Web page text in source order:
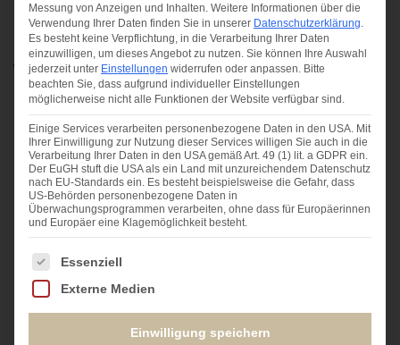
Mit Beginn der Sommer- und Urlaubszeit möchten
wir Ihnen einige wichtige Hinweise mitgeben, damit
Sie Schäden vermeiden und Ihren Wohnbestand
bestmöglich schützen können:
Vor dem Urlaub empfehlen wir
insbesondere:
Kaltwasser absperren:
Wohnbestand länger als
Kaltwasserabsperrung. Dies reduziert das
Messung von Anzeigen und Inhalten. Weitere Informationen über die
Verwendung Ihrer Daten finden Sie in unserer Datenschutzerklärung.
Es besteht keine Verpflichtung, in die Verarbeitung Ihrer Daten
einzuwilligen, um dieses Angebot zu nutzen. Sie können Ihre Auswahl
jederzeit unter Einstellungen widerrufen oder anpassen. Bitte
beachten Sie, dass aufgrund individueller Einstellungen
möglicherweise nicht alle Funktionen der Website verfügbar sind.
Einige Services verarbeiten personenbezogene Daten in den USA. Mit
Ihrer Einwilligung zur Nutzung dieser Services willigen Sie auch in die
Verarbeitung Ihrer Daten in den USA gemäß Art. 49 (1) lit. a GDPR ein.
Der EuGH stuft die USA als ein Land mit unzureichendem Datenschutz
nach EU-Standards ein. Es besteht beispielsweise die Gefahr, dass
US-Behörden personenbezogene Daten in
Überwachungsprogrammen verarbeiten, ohne dass für Europäerinnen
und Europäer eine Klagemöglichkeit besteht.
Es folgt eine Liste der Service-Gruppen, für die
Essenziell
Externe Medien
Einwilligung speichern